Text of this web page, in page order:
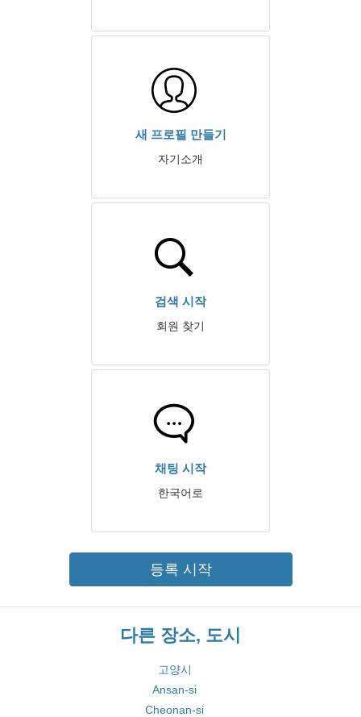
새 프로필 만들기
자기소개
검색 시작
회원 찾기
채팅 시작
한국어로
등록 시작
다른 장소, 도시
고양시
Ansan-si
Cheonan-si